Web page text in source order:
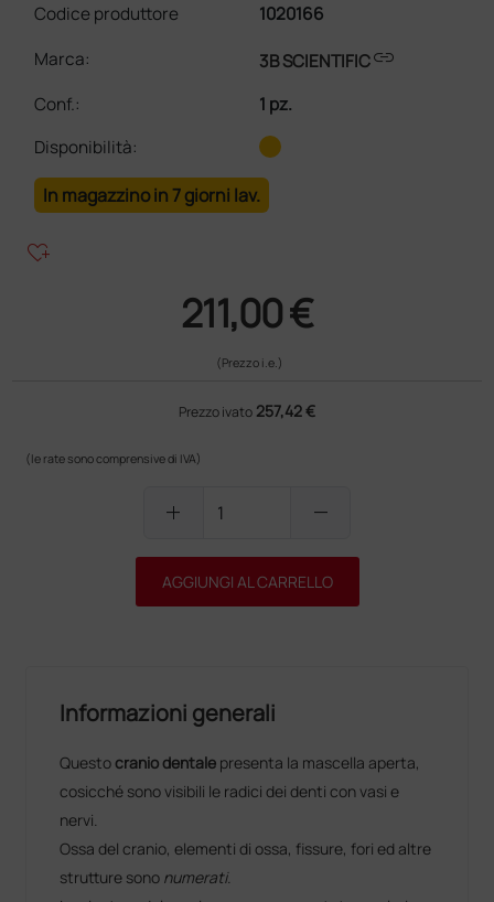
Codice produttore
1020166
Marca:
3B SCIENTIFIClink
Conf.:
1 pz.
Disponibilità:
In magazzino in 7 giorni lav.
heart_plus
211,00 €
(Prezzo i.e.)
Prezzo ivato 257,42 €
(le rate sono comprensive di IVA)
add remove
AGGIUNGI AL CARRELLO
Informazioni generali
Questocranio dentale presenta la mascella aperta,
cosicché sono visibili le radici dei denti con vasi e
nervi.
Ossa del cranio, elementi di ossa, fissure, fori ed altre
strutture sono numerati.